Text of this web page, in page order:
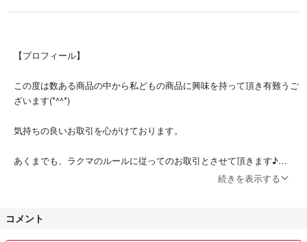
【プロフィール】
この度は数ある商品の中から私どもの商品に興味を持って頂き有難うご
ざいます(*^^*)
気持ちの良いお取引を心がけております。
あくまでも、ラクマのルールに従ってのお取引とさせて頂きます♪
素人ですので見落としなどあるかもしれません。気になる事がありまし
続きを表示する
コメント